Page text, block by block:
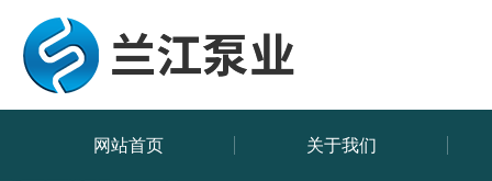
网站首页 关于我们